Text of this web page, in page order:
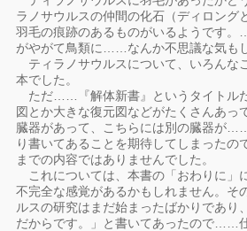
ラノサウルスの仲間の化石（ディロング
羽毛の痕跡のあるものがいるようです
がやがて鳥類に……なんか不思議な気も
ティラノサウルスについて、いろんな
本でした。
ただ……『解体新書』というタイトル
図とか大きな復元図などがたくさんあっ
臓器があって、こちらには別の臓器が
り書いてあることを期待してしまったの
までの内容ではありませんでした。
これについては、本書の「おわりに」
不完全な感覚があるかもしれません。そ
ルスの研究はまだ始まったばかりであり
だからです。」と書いてあったので……